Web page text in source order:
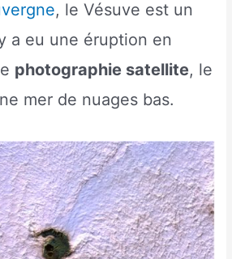
, le Vésuve est un
a eu une éruption en
photographie satellite, le
mer de nuages bas.